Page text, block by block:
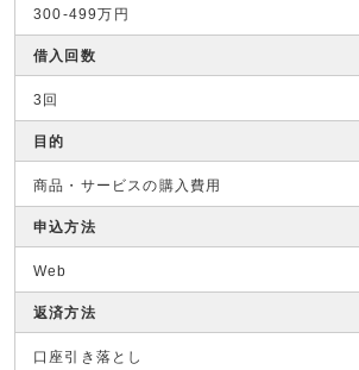
300-499万円
借入回数
3回
目的
商品・サービスの購入費用
申込方法
Web
返済方法
口座引き落とし